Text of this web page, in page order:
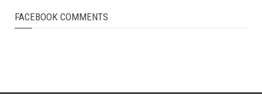
FACEBOOK COMMENTS